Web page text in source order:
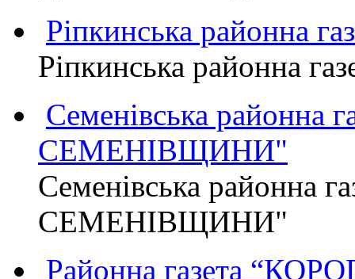
Ріпкинська районна
Ріпкинська районна
Семенівська районна
СЕМЕНІВЩИНИ"
Семенівська районна
СЕМЕНІВЩИНИ"
Районна газета